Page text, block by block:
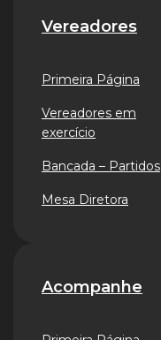
Vereadores
Primeira Página
Vereadores em
exercício
Bancada – Partidos
Mesa Diretora
Acompanhe